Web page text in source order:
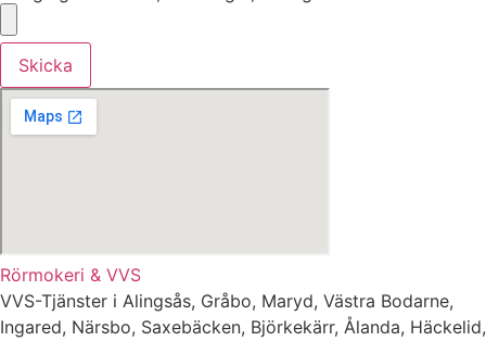
Skicka
Rörmokeri & VVS
VVS-Tjänster i Alingsås, Gråbo, Maryd, Västra Bodarne,
Ingared, Närsbo, Saxebäcken, Björkekärr, Ålanda, Häckelid,